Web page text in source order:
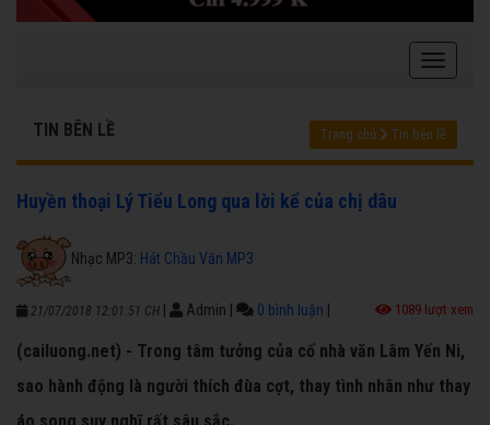
TIN BÊN LỀ Trang chủ Tin bên lề
Huyền thoại Lý Tiểu Long qua lời kể của chị dâu
Nhạc MP3: Hát Chầu Văn MP3
21/07/2018 12:01:51 CH Admin 0 bình luận 1089 lượt xem
(cailuong.net) - Trong tâm tưởng của cố nhà văn Lâm Yến Ni,
sao hành động là người thích đùa cợt, thay tình nhân như thay